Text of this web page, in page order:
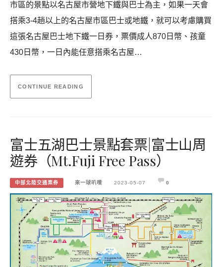
市區的景點以名古屋市營地下鐵與巴士為主，如果一天會
搭乘3-4趟以上的名古屋市區巴士或地鐵，就可以考慮購買
這張名古屋巴士地下鐵一日券，票價成人870日幣、孩童
430日幣，一日內能任意搭乘名古屋…
CONTINUE READING
富士五湖巴士景點套票|富士山周
遊券（Mt.Fuji Free Pass）
中部北陸交通票券 來一球叭噗 2023-05-07 0